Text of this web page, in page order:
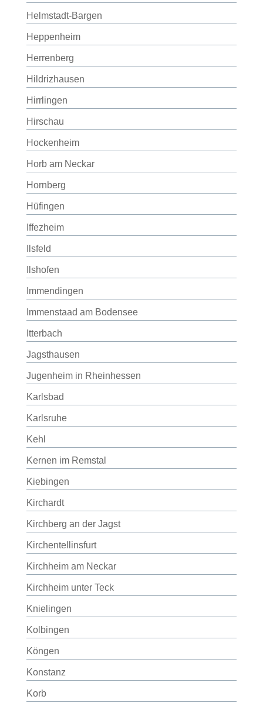
Helmstadt-Bargen
Heppenheim
Herrenberg
Hildrizhausen
Hirrlingen
Hirschau
Hockenheim
Horb am Neckar
Hornberg
Hüfingen
Iffezheim
Ilsfeld
Ilshofen
Immendingen
Immenstaad am Bodensee
Itterbach
Jagsthausen
Jugenheim in Rheinhessen
Karlsbad
Karlsruhe
Kehl
Kernen im Remstal
Kiebingen
Kirchardt
Kirchberg an der Jagst
Kirchentellinsfurt
Kirchheim am Neckar
Kirchheim unter Teck
Knielingen
Kolbingen
Köngen
Konstanz
Korb